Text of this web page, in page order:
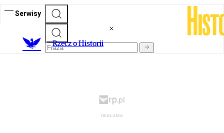
Serwisy
Rzecz o Historii